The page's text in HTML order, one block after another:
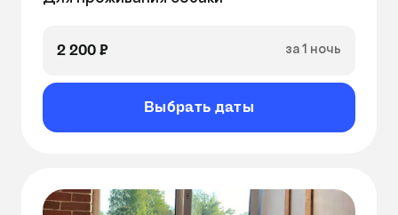
тариф.
2 200 ₽ за 1 ночь
Выбрать даты